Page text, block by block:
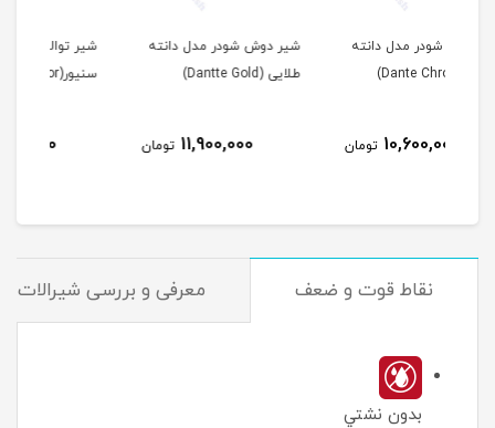
شیر دوش شودر مدل دانته
طلایی (Dantte Gold)
11,900,000
شیر توالت شودر مدل
سنیور(Shouder Senior )
10,500,000
نقاط قوت و ضعف معرفی و بررسی شیرالات
بدون نشتي